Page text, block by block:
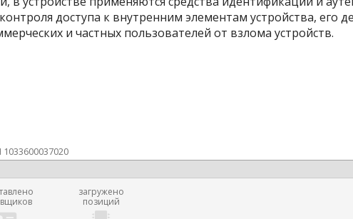
доступа к внутренним элементам устройства,
и частных пользователей от взлома устройств.
загружено
позиций